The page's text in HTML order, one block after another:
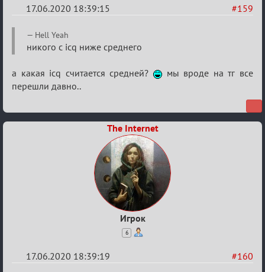
#159
17.06.2020 18:39:15
Re:
Семейный
Hell Yeah
никого с icq ниже среднего
а какая icq считается средней?
мы вроде на тг все
перешли давно..
The Internet
Игрок
6
#160
17.06.2020 18:39:19